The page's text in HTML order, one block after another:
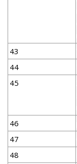
43
44
45
46
47
48